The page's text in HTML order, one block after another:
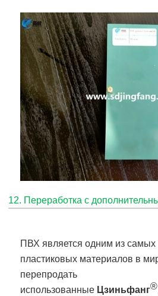
12. Переработка с
ПВХ является одним из
пластиковых материалов в
перепродать
использованные Цзиньфанг®